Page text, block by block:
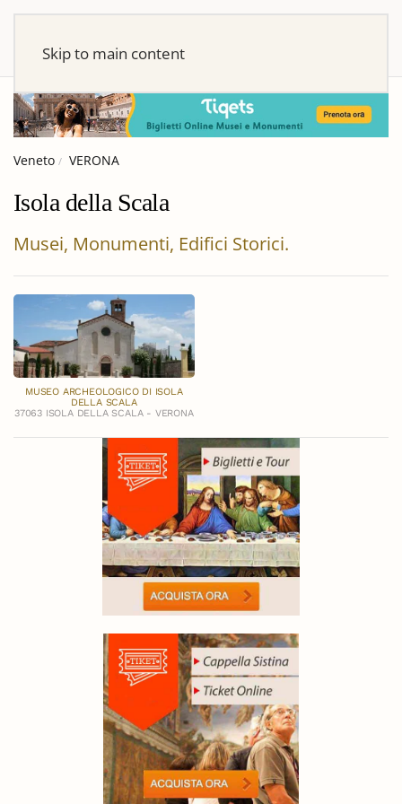
Skip to main content
Veneto VERONA
Isola della Scala
Musei, Monumenti, Edifici Storici.
MUSEO ARCHEOLOGICO DI ISOLA
DELLA SCALA
37063 ISOLA DELLA SCALA - VERONA